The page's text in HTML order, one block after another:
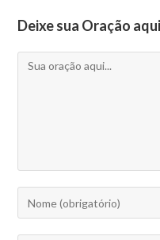
Deixe sua Oração